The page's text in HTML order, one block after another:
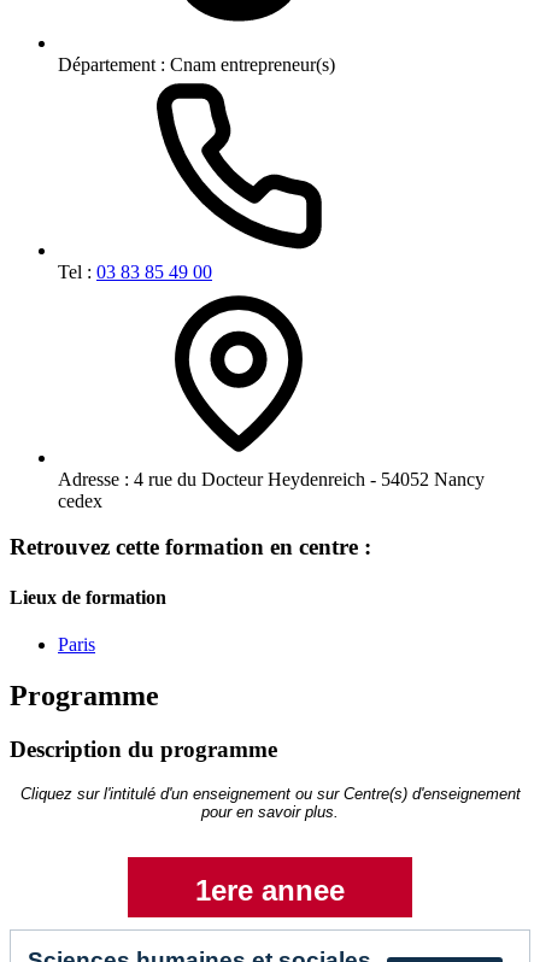
Département : Cnam entrepreneur(s)
Tel : 03 83 85 49 00
Adresse : 4 rue du Docteur Heydenreich - 54052 Nancy
cedex
Retrouvez cette formation en centre :
Lieux de formation
Paris
Programme
Description du programme
Cliquez sur l'intitulé d'un enseignement ou sur Centre(s) d'enseignement
pour en savoir plus.
1ere annee